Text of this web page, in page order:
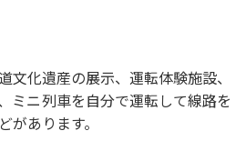
文化遺産の展示、運転体験施設、
ミニ列車を自分で運転して線路を
があります。